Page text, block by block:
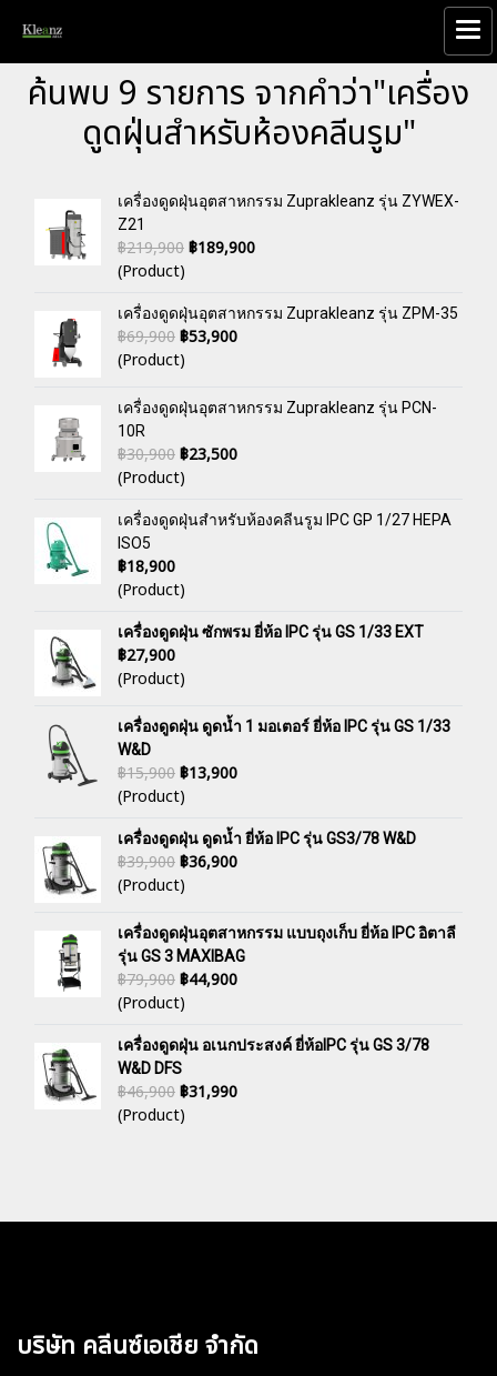
ค้นพบ 9 รายการ จากคำว่า"เครื่อง
ดูดฝุ่นสำหรับห้องคลีนรูม"
เครื่องดูดฝุ่นอุตสาหกรรม Zuprakleanz รุ่น ZYWEX-
Z21
฿219,900฿189,900
(Product)
เครื่องดูดฝุ่นอุตสาหกรรม Zuprakleanz รุ่น ZPM-35
฿69,900฿53,900
(Product)
เครื่องดูดฝุ่นอุตสาหกรรม Zuprakleanz รุ่น PCN-
10R
฿30,900฿23,500
(Product)
เครื่องดูดฝุ่นสำหรับห้องคลีนรูม IPC GP 1/27 HEPA
ISO5
฿18,900
(Product)
เครื่องดูดฝุ่น ซักพรม ยี่ห้อ IPC รุ่น GS 1/33 EXT
฿27,900
(Product)
เครื่องดูดฝุ่น ดูดน้ำ 1 มอเตอร์ ยี่ห้อ IPC รุ่น GS 1/33
W&D
฿15,900฿13,900
(Product)
เครื่องดูดฝุ่น ดูดน้ำ ยี่ห้อ IPC รุ่น GS3/78 W&D
฿39,900฿36,900
(Product)
เครื่องดูดฝุ่นอุตสาหกรรม แบบถุงเก็บ ยี่ห้อ IPC อิตาลี
รุ่น GS 3 MAXIBAG
฿79,900฿44,900
(Product)
เครื่องดูดฝุ่น อเนกประสงค์ ยี่ห้อIPC รุ่น GS 3/78
W&D DFS
฿46,900฿31,990
(Product)
บริษัท คลีนซ์เอเชีย จำกัด